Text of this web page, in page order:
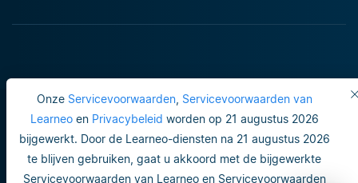
Onze Servicevoorwaarden, Servicevoorwaarden van
Learneoen Privacybeleid worden op 21 augustus 2026
bijgewerkt. Door de Learneo-diensten na 21 augustus 2026
te blijven gebruiken, gaat u akkoord met de bijgewerkte
Servicevoorwaarden van Learneo en Servicevoorwaarden
Gebruiksvoorwaarden